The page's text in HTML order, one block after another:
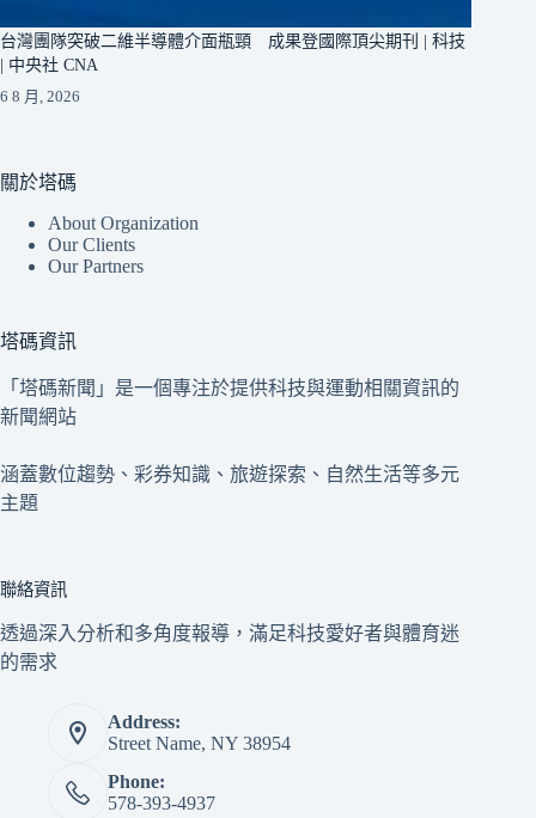
台灣團隊突破二維半導體介面瓶頸 成果登國際頂尖期刊 | 科技
| 中央社 CNA
6 8 月, 2026
關於塔碼
About Organization
Our Clients
Our Partners
塔碼資訊
「塔碼新聞」是一個專注於提供科技與運動相關資訊的
新聞網站
涵蓋數位趨勢、彩券知識、旅遊探索、自然生活等多元
主題
聯絡資訊
透過深入分析和多角度報導，滿足科技愛好者與體育迷
的需求
Address:
Street Name, NY 38954
Phone:
578-393-4937